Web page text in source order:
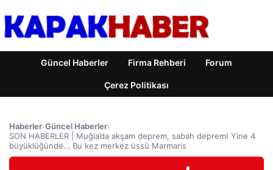
Güncel Haberler Firma Rehberi Forum
Çerez Politikası
Haberler›Güncel Haberler›
SON HABERLER | Muğla’da akşam deprem, sabah deprem! Yine 4
büyüklüğünde… Bu kez merkez üssü Marmaris